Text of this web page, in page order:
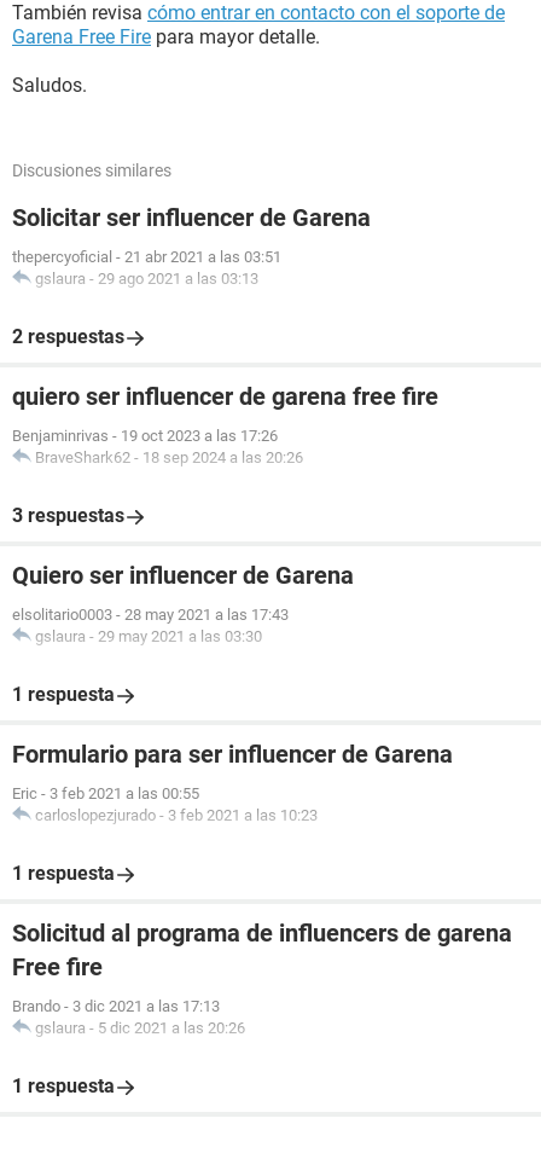
También revisa cómo entrar en contacto con el soporte de
Garena Free Fire para mayor detalle.
Saludos.
Discusiones similares
Solicitar ser influencer de Garena
thepercyoficial - 21 abr 2021 a las 03:51
gslaura - 29 ago 2021 a las 03:13
2 respuestas
quiero ser influencer de garena free fire
Benjaminrivas - 19 oct 2023 a las 17:26
BraveShark62 - 18 sep 2024 a las 20:26
3 respuestas
Quiero ser influencer de Garena
elsolitario0003 - 28 may 2021 a las 17:43
gslaura - 29 may 2021 a las 03:30
1 respuesta
Formulario para ser influencer de Garena
Eric - 3 feb 2021 a las 00:55
carloslopezjurado - 3 feb 2021 a las 10:23
1 respuesta
Solicitud al programa de influencers de garena
Free fire
Brando - 3 dic 2021 a las 17:13
gslaura - 5 dic 2021 a las 20:26
1 respuesta